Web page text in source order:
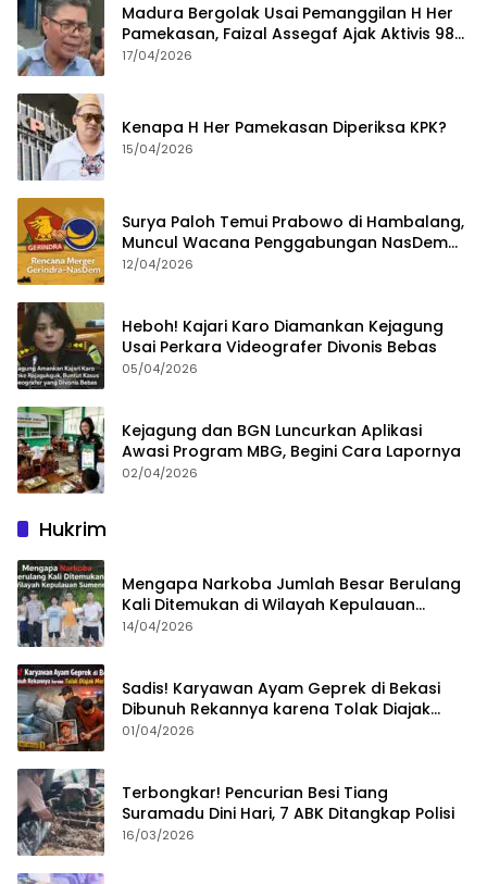
Madura Bergolak Usai Pemanggilan H Her
Pamekasan, Faizal Assegaf Ajak Aktivis 98
Bongkar Permainan KPK
17/04/2026
Kenapa H Her Pamekasan Diperiksa KPK?
15/04/2026
Surya Paloh Temui Prabowo di Hambalang,
Muncul Wacana Penggabungan NasDem
dan Gerindra
12/04/2026
Heboh! Kajari Karo Diamankan Kejagung
Usai Perkara Videografer Divonis Bebas
05/04/2026
Kejagung dan BGN Luncurkan Aplikasi
Awasi Program MBG, Begini Cara Lapornya
02/04/2026
Hukrim
Mengapa Narkoba Jumlah Besar Berulang
Kali Ditemukan di Wilayah Kepulauan
Sumenep?
14/04/2026
Sadis! Karyawan Ayam Geprek di Bekasi
Dibunuh Rekannya karena Tolak Diajak
Merampok Majikan
01/04/2026
Terbongkar! Pencurian Besi Tiang
Suramadu Dini Hari, 7 ABK Ditangkap Polisi
16/03/2026